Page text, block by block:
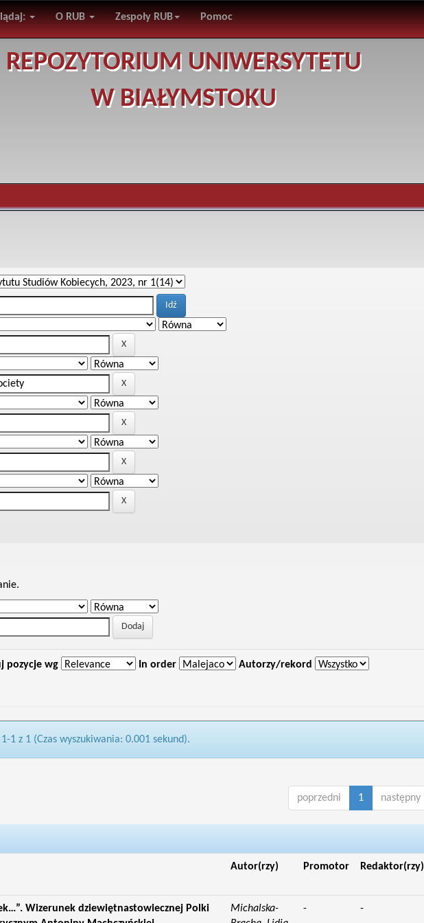
O RUB Zespoły RUB Pomoc
REPOZYTORIUM UNIWERSYTETU
W BIAŁYMSTOKU
pozycje wg In order Autorzy/rekord
1 z 1 (Czas wyszukiwania: 0.001 sekund).
poprzedni 1 następny
Autor(rzy) Promotor Redaktor(rzy)
Wizerunek dziewiętnastowiecznej Polki
Michalska-
- -